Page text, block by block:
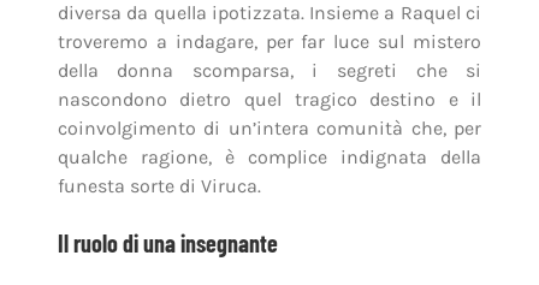
diversa da quella ipotizzata. Insieme a Raquel ci
troveremo a indagare, per far luce sul mistero
della donna scomparsa, i segreti che si
nascondono dietro quel tragico destino e il
coinvolgimento di un’intera comunità che, per
qualche ragione, è complice indignata della
funesta sorte di Viruca.
Il ruolo di una insegnante